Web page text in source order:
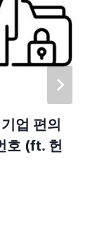
업 편의
호 (ft. 헌